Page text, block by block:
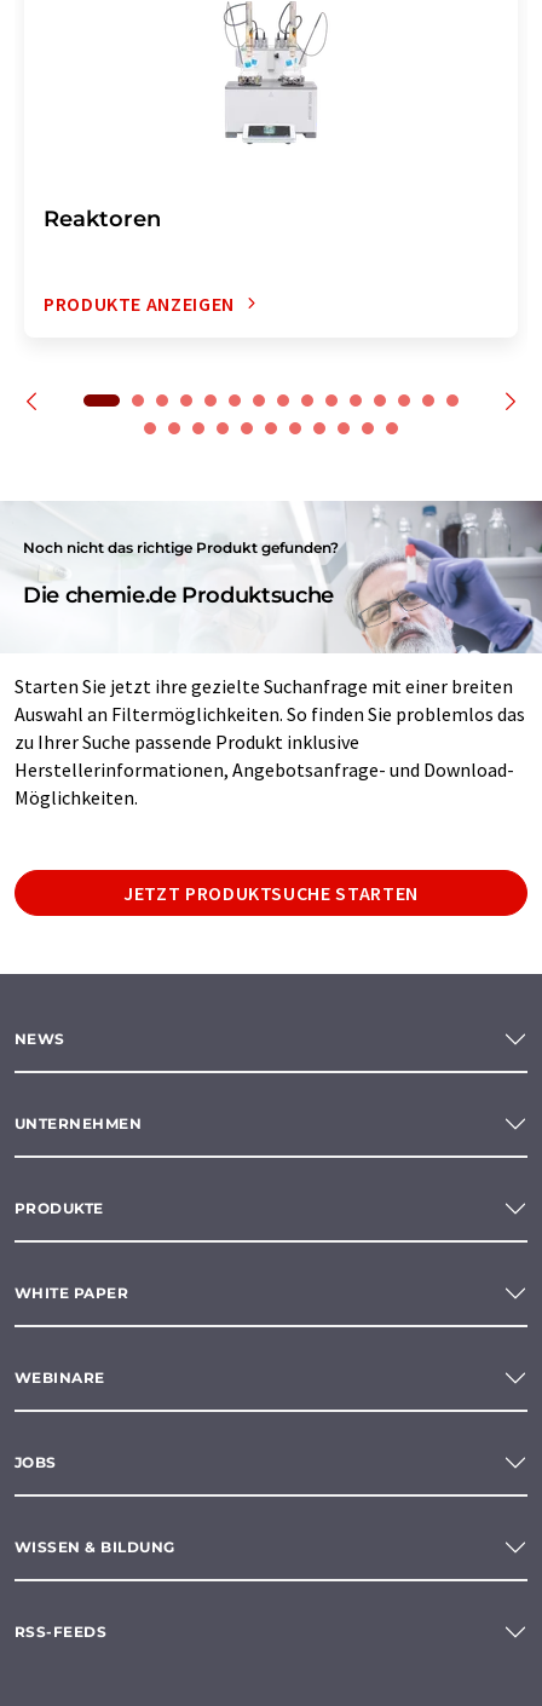
Reaktoren
PRODUKTE ANZEIGEN
Noch nicht das richtige Produkt gefunden?
Die chemie.de Produktsuche
Starten Sie jetzt ihre gezielte Suchanfrage mit einer breiten
Auswahl an Filtermöglichkeiten. So finden Sie problemlos das
zu Ihrer Suche passende Produkt inklusive
Herstellerinformationen, Angebotsanfrage- und Download-
Möglichkeiten.
JETZT PRODUKTSUCHE STARTEN
NEWS
UNTERNEHMEN
PRODUKTE
WHITE PAPER
WEBINARE
JOBS
WISSEN & BILDUNG
RSS-FEEDS